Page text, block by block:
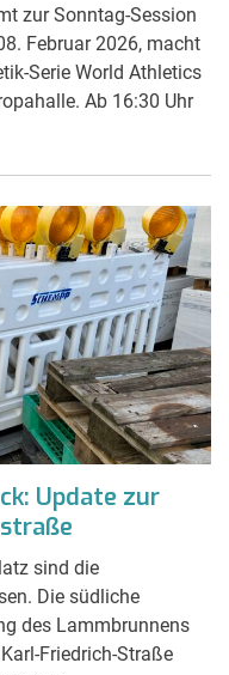
zur Sonntag-Session
Februar 2026, macht
Serie World Athletics
Ab 16:30 Uhr
Update zur
sind die
Die südliche
des Lammbrunnens
Friedrich-Straße